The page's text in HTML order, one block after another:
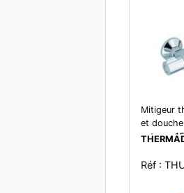
Mitigeur
et
entraxe
Réf :